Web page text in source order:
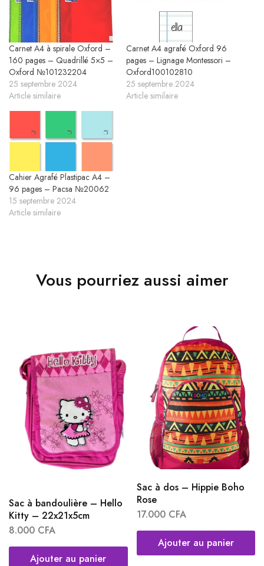
Carnet A4 à spirale Oxford –
160 pages – Quadrillé 5×5 –
Oxford №101232204
25 septembre 2024
Article similaire
Carnet A4 agrafé Oxford 96
pages – Lignage Montessori –
Oxford100102810
25 septembre 2024
Article similaire
Cahier Agrafé Plastipac A4 –
96 pages – Pacsa №20062
15 septembre 2024
Article similaire
Vous pourriez aussi aimer
Sac à bandoulière – Hello
Kitty – 22x21x5cm
8.000 CFA
Ajouter au panier
Sac à dos – Hippie Boho
Rose
17.000 CFA
Ajouter au panier